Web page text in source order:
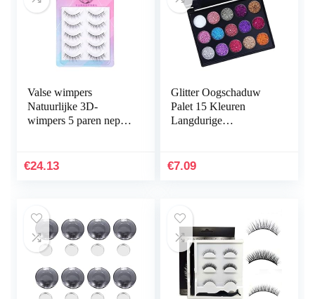
Valse wimpers
Natuurlijke 3D-
wimpers 5 paren nep
herbruikbare wimpers
€24.13
Glitter Oogschaduw
Palet 15 Kleuren
Langdurige
Cosmetica Set, Home
€7.09